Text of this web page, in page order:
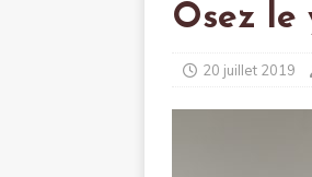
Osez le
20 juillet 2019